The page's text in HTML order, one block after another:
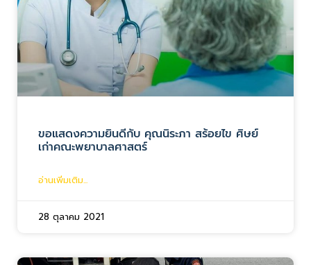
ขอแสดงความยินดีกับ คุณนิระภา สร้อยไข ศิษย์
เก่าคณะพยาบาลศาสตร์
อ่านเพิ่มเติม...
28 ตุลาคม 2021